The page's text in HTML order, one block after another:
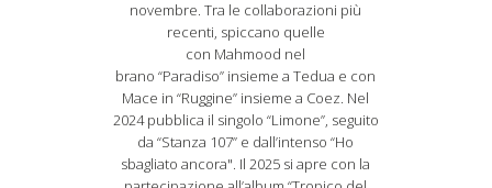
novembre. Tra le collaborazioni più
recenti, spiccano quelle
con Mahmood nel
brano “Paradiso” insieme a Tedua e con
Mace in “Ruggine” insieme a Coez. Nel
2024 pubblica il singolo “Limone”, seguito
da “Stanza 107” e dall’intenso “Ho
sbagliato ancora". Il 2025 si apre con la